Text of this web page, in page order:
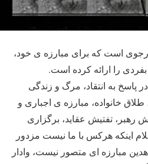
است که برای مبارزه ی خود،
را ارائه کرده است.
پاسخ به انتقاد، مرگ و زندگی
خانواده، مبارزه ی اجباری و
تفتیش عقاید، برگزاری
اینکه هرکس با ما نیست مزدور
مبارزه ای متصور نیست، وادار